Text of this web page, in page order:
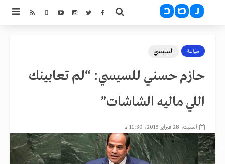
سياسة السيسي
حازم حسني للسيسي: “لم تعابينك
اللي ماليه الشاشات”
السبت، 28 فبراير 2015، 11:30 م